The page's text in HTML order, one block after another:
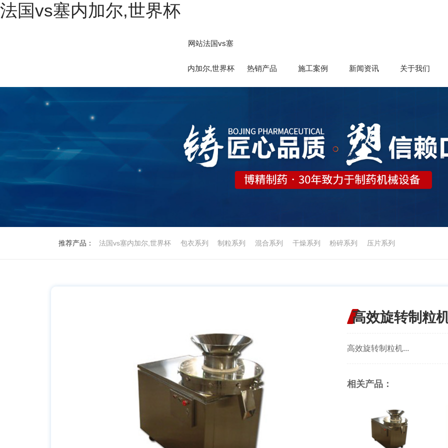
法国vs塞内加尔,世界杯
网站法国vs塞
内加尔,世界杯 热销产品 施工案例 新闻资讯 关于我们
推荐产品： 法国vs塞内加尔,世界杯 包衣系列 制粒系列 混合系列 干燥系列 粉碎系列 压片系列
高效旋转制粒
高效旋转制粒机...
相关产品：